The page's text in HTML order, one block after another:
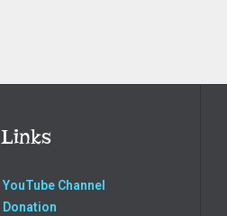
Links
YouTube Channel
Donation